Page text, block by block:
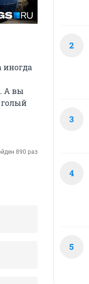
А вы
голый
890 раз
2
3
4
5